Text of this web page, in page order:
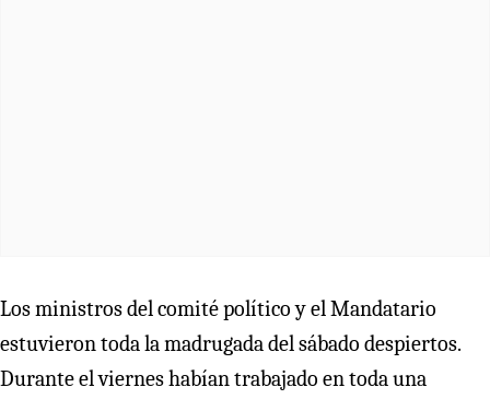
Los ministros del comité político y el Mandatario
estuvieron toda la madrugada del sábado despiertos.
Durante el viernes habían trabajado en toda una